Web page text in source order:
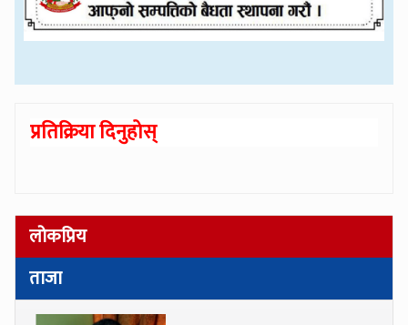
प्रतिक्रिया दिनुहोस्
लोकप्रिय
ताजा